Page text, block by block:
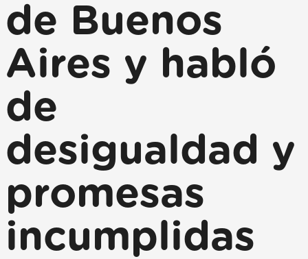
de Buenos
Aires y habló
de
desigualdad y
promesas
incumplidas